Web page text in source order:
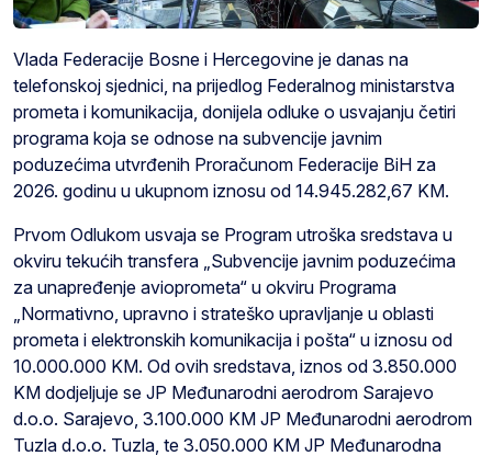
Vlada Federacije Bosne i Hercegovine je danas na
telefonskoj sjednici, na prijedlog Federalnog ministarstva
prometa i komunikacija, donijela odluke o usvajanju četiri
programa koja se odnose na subvencije javnim
poduzećima utvrđenih Proračunom Federacije BiH za
2026. godinu u ukupnom iznosu od 14.945.282,67 KM.
Prvom Odlukom usvaja se Program utroška sredstava u
okviru tekućih transfera „Subvencije javnim poduzećima
za unapređenje avioprometa“ u okviru Programa
„Normativno, upravno i strateško upravljanje u oblasti
prometa i elektronskih komunikacija i pošta“ u iznosu od
10.000.000 KM. Od ovih sredstava, iznos od 3.850.000
KM dodjeljuje se JP Međunarodni aerodrom Sarajevo
d.o.o. Sarajevo, 3.100.000 KM JP Međunarodni aerodrom
Tuzla d.o.o. Tuzla, te 3.050.000 KM JP Međunarodna